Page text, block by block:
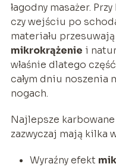
łagodny masażer.
czy wejściu po
materiału
mikrokrążenie i
właśnie dlatego
całym dniu noszenia
nogach.
Najlepsze
zazwyczaj mają kilka
Wyraźny efekt